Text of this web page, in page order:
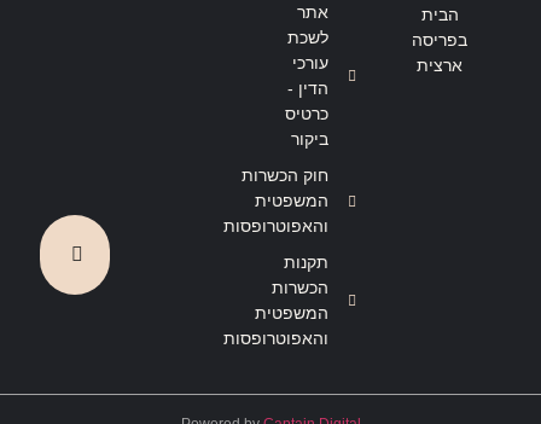
הבית
בפריסה
ארצית
אתר
לשכת
עורכי
הדין -
כרטיס
ביקור
חוק הכשרות
המשפטית
והאפוטרופסות
תקנות
הכשרות
המשפטית
והאפוטרופסות